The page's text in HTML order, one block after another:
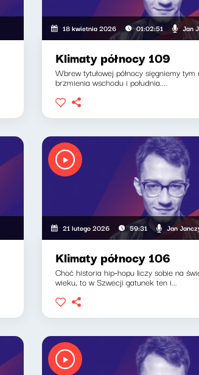
18 kwietnia 2026 01:02:51 Jan
Klimaty północy 109
Wbrew tytułowej północy sięgniemy
brzmienia wschodu i południa....
21 lutego 2026 59:31 Jan
Klimaty północy 106
Choć historia hip-hopu liczy sobie na
wieku, to w Szwecji gatunek ten i...